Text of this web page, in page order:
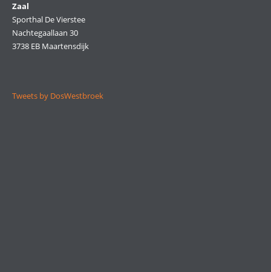
Zaal
Sporthal De Vierstee
Nachtegaallaan 30
3738 EB Maartensdijk
Tweets by DosWestbroek